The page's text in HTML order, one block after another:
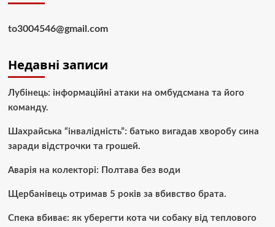
to3004546@gmail.com
Недавні записи
Лубінець: інформаційні атаки на омбудсмана та його
команду.
Шахрайська “інвалідність”: батько вигадав хворобу сина
заради відстрочки та грошей.
Аварія на колекторі: Полтава без води
Щербанівець отримав 5 років за вбивство брата.
Спека вбиває: як уберегти кота чи собаку від теплового